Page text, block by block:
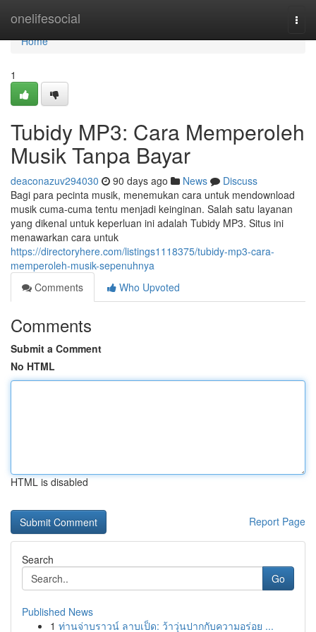
onelifesocial
Home
Home
1
Tubidy MP3: Cara Memperoleh
Musik Tanpa Bayar
deaconazuv294030 90 days ago News
Discuss
Bagi para pecinta musik, menemukan cara untuk mendownload
musik cuma-cuma tentu menjadi keinginan. Salah satu layanan
yang dikenal untuk keperluan ini adalah Tubidy MP3. Situs ini
menawarkan cara untuk
https://directoryhere.com/listings1118375/tubidy-mp3-cara-
memperoleh-musik-sepenuhnya
Comments
Who Upvoted
Comments
Submit a Comment
No HTML
HTML is disabled
Report Page
Search
Go
Published News
1 ท่านจ่าบราวน์ ลาบเป็ด: ว้าวุ่นปากกับความอร่อย ...